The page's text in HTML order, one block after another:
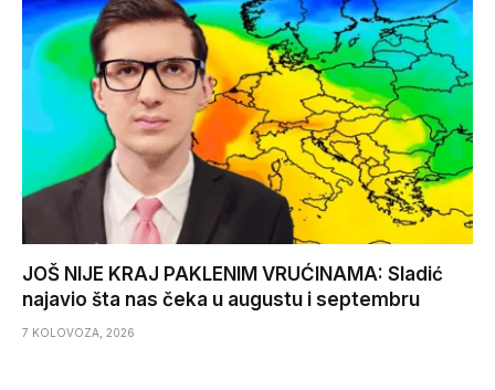
JOŠ NIJE KRAJ PAKLENIM VRUĆINAMA: Sladić
najavio šta nas čeka u augustu i septembru
7 KOLOVOZA, 2026